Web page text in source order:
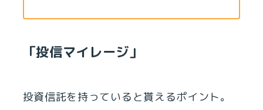
「投信マイレージ」
投資信託を持っていると貰えるポイント。